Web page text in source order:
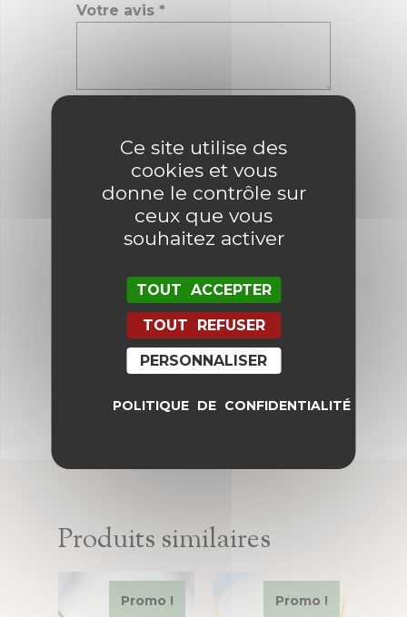
Votre avis *
E-mail
et mon site dans le navigateur
pour mon prochain commentaire.
Produits similaires
Promo ! Promo !
Ce site utilise des
cookies et vous
donne le contrôle sur
ceux que vous
souhaitez activer
TOUT ACCEPTER
TOUT REFUSER
PERSONNALISER
POLITIQUE DE CONFIDENTIALITÉ